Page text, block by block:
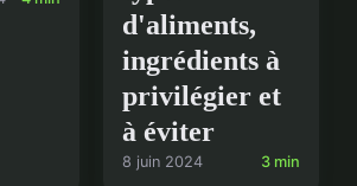
d'aliments,
ingrédients à
privilégier et
à éviter
8 juin 2024 3 min